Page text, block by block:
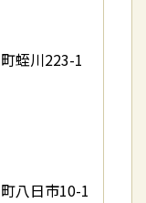
蛭川223-1
八日市10-1